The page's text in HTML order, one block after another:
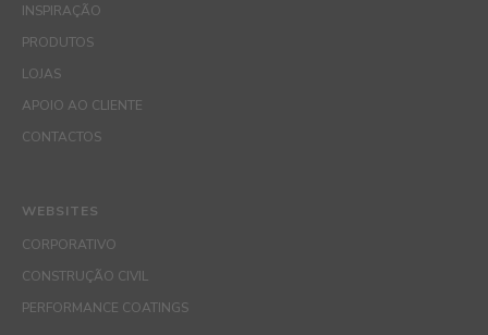
INSPIRAÇÃO
PRODUTOS
LOJAS
APOIO AO CLIENTE
CONTACTOS
WEBSITES
CORPORATIVO
CONSTRUÇÃO CIVIL
PERFORMANCE COATINGS